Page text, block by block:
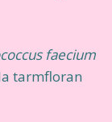
faecium
tarmfloran